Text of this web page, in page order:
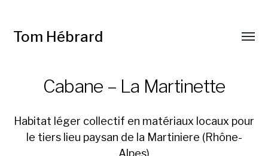
Tom Hébrard
Cabane – La Martinette
Habitat léger collectif en matériaux locaux pour
le tiers lieu paysan de la Martiniere (Rhône-
Alpes)